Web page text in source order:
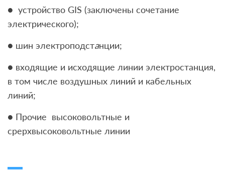
● устройство GIS (заключены сочетание
электрического);
● шин электроподстанции;
● входящие и исходящие линии электростанция,
в том числе воздушных линий и кабельных
линий;
● Прочие высоковольтные и
срерхвысоковольтные линии